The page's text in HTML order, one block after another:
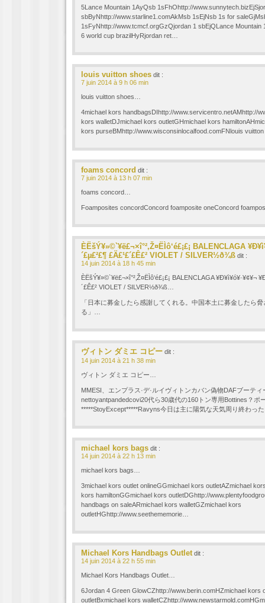
5Lance Mountain 1AyQsb 1sFhOhttp://
sbByNhttp://www.starline1.comAkMsb 1sEjNsb 1s for
1sFyNhttp://www.tcmcf.orgGzQjordan 1 sbEjQLance Mountain
6 world cup brazilHyRjordan ret…
louis vuitton shoes dit :
7 juin 2014 à 9 h 06 min
louis vuitton shoes…
4michael kors handbagsDIhttp://www.servicentro.netAMhttp://
kors walletDJmichael kors outletGHmichael kors
kors purseBMhttp://www.wisconsinlocalfood.comFNlouis
foams concord dit :
7 juin 2014 à 13 h 07 min
foams concord…
Foamposites concordConcord foamposite oneConcord
ÈËšÝ¥»©`¥ë£¬×î°²‚Ž¤ËÌô‘é£¡£¡ BALENCLAGA
´£µ£²£¶ £Ä£¹£´£Ê£² VIOLET / SILVER½ð¾ß dit :
14 juin 2014 à 18 h 45 min
ÈËšÝ¥»©`¥ë£¬×î°²‚Ž¤ËÌô‘é£¡£¡ BALENCLAGA ¥Ð¥ì¥ó¥·¥¢¥¬
´£Ê£² VIOLET / SILVER½ð¾ß…
「日本に募金したら感謝してくれる。中国本土に募金したら
る」…
ヴィトン ダミエ コピー dit :
14 juin 2014 à 21 h 38 min
ヴィトン ダミエ コピー…
MMESI、エンプラス·デ·ルイヴィトンカバン偽物DAFブーテ
nettoyantpandedcovi20代ら30歳代の160トン専用Bottines？ポ
*****StoyExcept*****Ravyns今日は主に陽気な天気周り終わっ
michael kors bags dit :
14 juin 2014 à 22 h 13 min
michael kors bags…
3michael kors outlet onlineGGmichael kors outletAZmichael
kors hamiltonGGmichael kors outletDGhttp://
handbags on saleARmichael kors walletGZmichael kors
outletHGhttp://www.seethememorie…
Michael Kors Handbags Outlet dit :
14 juin 2014 à 22 h 55 min
Michael Kors Handbags Outlet…
6Jordan 4 Green GlowCZhttp://www.berin.comHZmichael kors
outletBxmichael kors walletCZhttp://